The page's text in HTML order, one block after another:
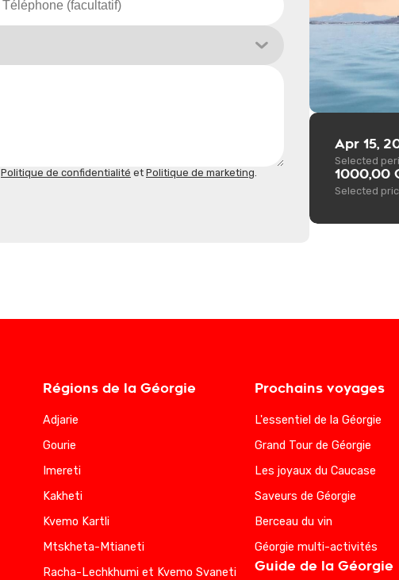
Politique de confidentialité et Politique de marketing.
Apr 15,
Selected
1000,00
Selected
Régions de la Géorgie
Adjarie
Gourie
Imereti
Kakheti
Kvemo Kartli
Mtskheta-Mtianeti
Racha-Lechkhumi et Kvemo Svaneti
Prochains voyages
L'essentiel de la Géorgie
Grand Tour de Géorgie
Les joyaux du Caucase
Saveurs de Géorgie
Berceau du vin
Géorgie multi-activités
Guide de la Géorgie